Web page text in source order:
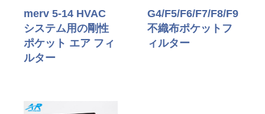
merv 5-14 HVAC
システム用の剛性
ポケット エア フィ
ルター
G4/F5/F6/F7/F8/F9
不織布ポケットフ
ィルター